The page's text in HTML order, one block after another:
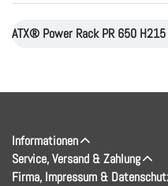
ATX® Power Rack PR 650
Informationen
Service, Versand & Zahlung
Firma, Impressum &